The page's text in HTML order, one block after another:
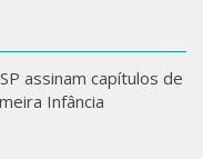
assinam capítulos de
Infância